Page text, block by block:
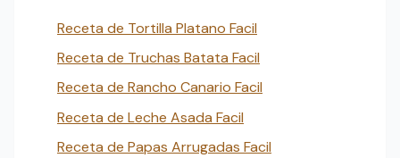
Receta de Tortilla Platano Facil
Receta de Truchas Batata Facil
Receta de Rancho Canario Facil
Receta de Leche Asada Facil
Receta de Papas Arrugadas Facil